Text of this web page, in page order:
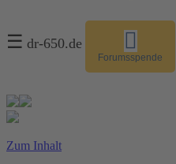
☰ dr-650.de
Forumsspende
Zum Inhalt